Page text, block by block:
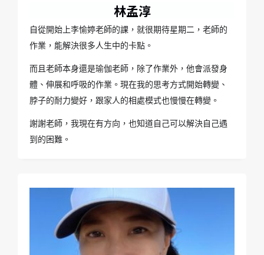
林孟淳
自從開始上李愉婷老師的課，就很期待星期二，老師的
作業，能解決很多人生中的卡點。
而且老師本身還是瑜伽老師，除了作業外，他會派發身
體、伸展和呼吸的作業。現在我的思考方式開始轉變、
脖子的耐力變好，跟家人的相處模式也慢慢在轉變。
謝謝老師，我現在有方向，也知道自己可以解決自己遇
到的困難。